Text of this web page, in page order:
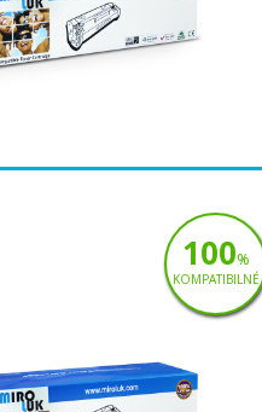
100%
KOMPATIBILNÉ